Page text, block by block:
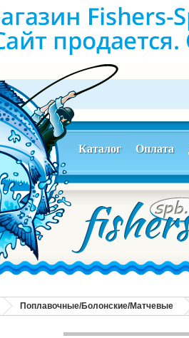
Каталог Оплата
Поплавочные/Болонские/Матчевые